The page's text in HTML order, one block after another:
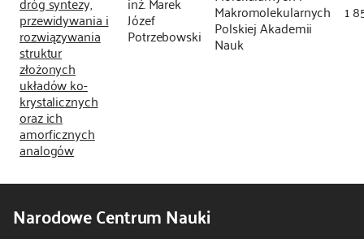
przewidywania i
rozwiązywania
struktur
złożonych
układów ko-
krystalicznych
oraz ich
amorficznych
analogów
Józef
Potrzebowski
Makromolekularnych
Polskiej Akademii
Nauk
1
Narodowe Centrum Nauki